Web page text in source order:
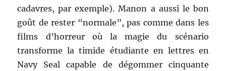
cadavres, par exemple). Manon a aussi le bon
goût de rester “normale”, pas comme dans les
films d’horreur où la magie du scénario
transforme la timide étudiante en lettres en
Navy Seal capable de dégommer cinquante